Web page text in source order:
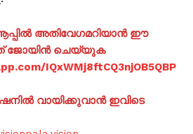
അതിവേഗമറിയാൻ ഈ
ജോയിൻ ചെയ്യുക
IQxWMj8ftCQ3njOB5QBP
വായിക്കുവാൻ ഇവിടെ